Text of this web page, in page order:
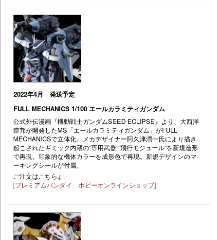
2022年4月 発送予定
FULL MECHANICS 1/100 エールカラミティガンダム
公式外伝漫画『機動戦士ガンダムSEED ECLIPSE』より、大西洋
連邦が開発したMS「エールカラミティガンダム」がFULL
MECHANICSで立体化。メカデザイナー阿久津潤一氏により描き
起こされたギミック内蔵の”専用武器””飛行モジュール”を新規造形
で再現。印象的な機体カラーを成形色で再現。新規デザインのマ
ーキングシールが付属。
ご注文はこちら↓
[プレミアムバンダイ ホビーオンラインショップ]